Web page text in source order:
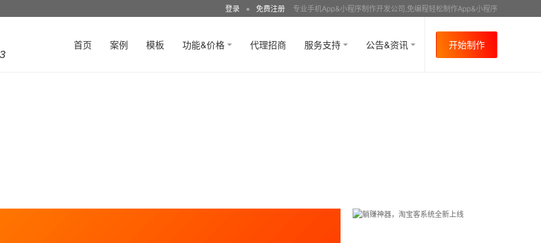
登录 ● 免费注册 专业手机App&小程序制作开发公司,免编程轻松制作App&小程序
首页 案例 模板 功能&价格 代理招商 服务支持 公告&资讯 开始制作